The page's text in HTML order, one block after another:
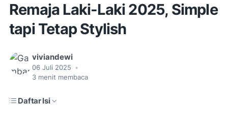
Remaja Laki-Laki 2025, Simple
tapi Tetap Stylish
viviandewi
06 Juli 2025
•
3 menit membaca
Daftar Isi